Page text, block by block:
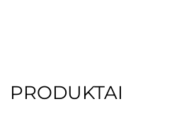
PRODUKTAI